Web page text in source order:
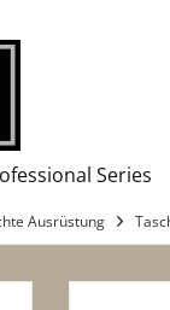
Series
Ausrüstung